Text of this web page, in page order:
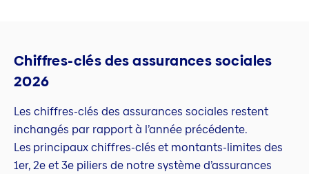
Chiffres-clés des assurances sociales
2026
Les chiffres-clés des assurances sociales restent
inchangés par rapport à l’année précédente.
Les principaux chiffres-clés et montants-limites des
1er, 2e et 3e piliers de notre système d’assurances